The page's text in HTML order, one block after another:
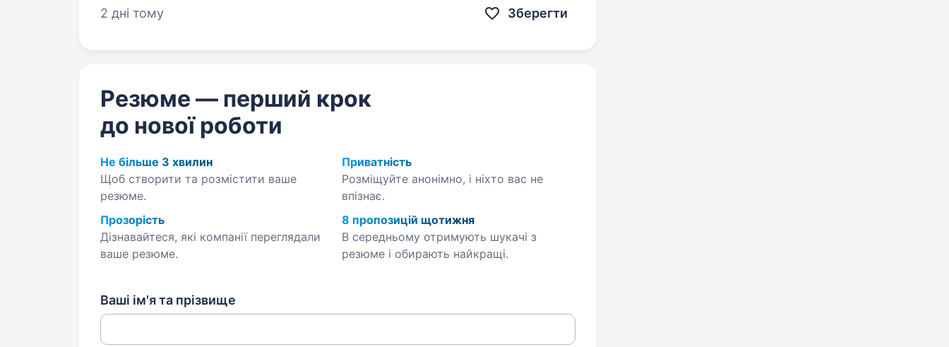
2 дні тому Зберегти
Резюме — перший крок
до нової роботи
Не більше 3 хвилин
Щоб створити та розмістити ваше
резюме.
Приватність
Розміщуйте анонімно, і ніхто вас не
впізнає.
Прозорість
Дізнавайтеся, які компанії переглядали
ваше резюме.
8 пропозицій щотижня
В середньому отримують шукачі з
резюме і обирають найкращі.
Ваші ім'я та прізвище